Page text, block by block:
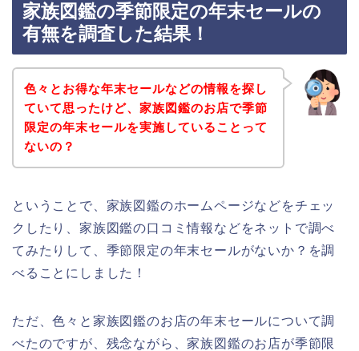
家族図鑑の季節限定の年末セールの
有無を調査した結果！
色々とお得な年末セールなどの情報を探し
ていて思ったけど、家族図鑑のお店で季節
限定の年末セールを実施していることって
ないの？
ということで、家族図鑑のホームページなどをチェッ
クしたり、家族図鑑の口コミ情報などをネットで調べ
てみたりして、季節限定の年末セールがないか？を調
べることにしました！
ただ、色々と家族図鑑のお店の年末セールについて調
べたのですが、残念ながら、家族図鑑のお店が季節限